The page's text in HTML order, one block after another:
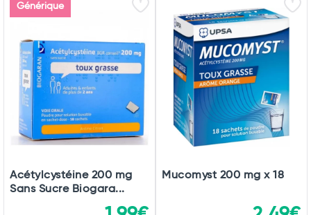
Générique
Acétylcystéine 200 mg
Sans Sucre Biogara...
Mucomyst 200 mg x 18